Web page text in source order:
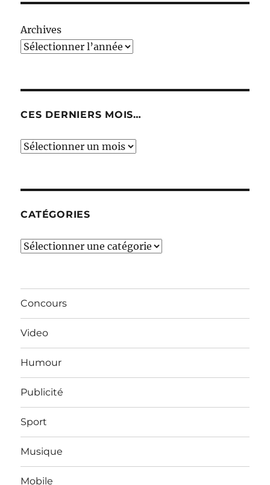
Archives
CES DERNIERS MOIS…
Ces
CATÉGORIES
Catégories
Concours
Video
Humour
Publicité
Sport
Musique
Mobile